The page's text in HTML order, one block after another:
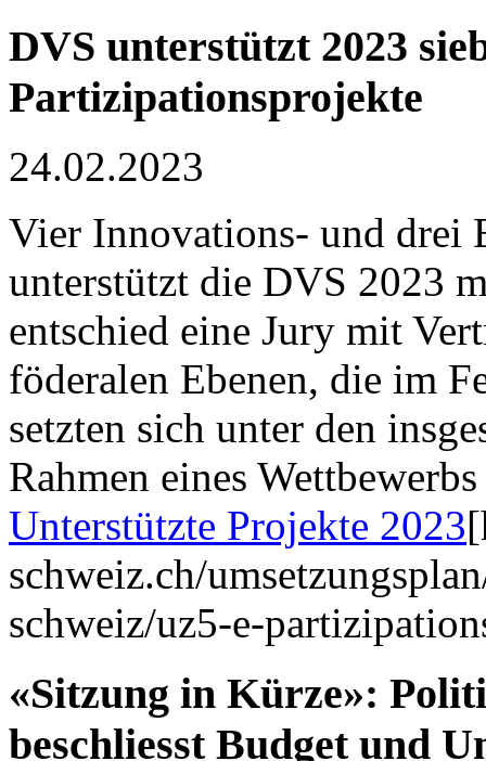
DVS unterstützt 2023
Partizipationsprojekte
24.02.2023
Vier Innovations- und drei
unterstützt die DVS 2023
entschied eine Jury mit
föderalen Ebenen, die im
setzten sich unter den
Rahmen eines
Unterstützte Projekte 2023
schweiz.ch/
schweiz/uz5-e-
«Sitzung in Kürze»:
beschliesst Budget und